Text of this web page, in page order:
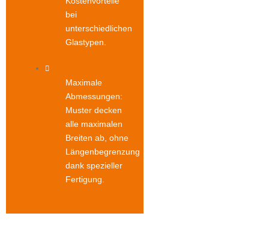
bei
unterschiedlichen
Glastypen.
Maximale
Abmessungen:
Muster decken
alle maximalen
Breiten ab, ohne
Längenbegrenzung
dank spezieller
Fertigung.